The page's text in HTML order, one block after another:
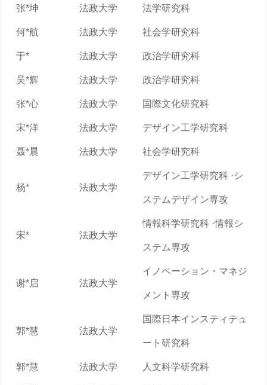
张*坤 法政大学 法学研究科
何*航 法政大学 社会学研究科
于* 法政大学 政治学研究科
吴*辉 法政大学 政治学研究科
张*心 法政大学 国際文化研究科
宋*洋 法政大学 デザイン工学研究科
聂*晨 法政大学 社会学研究科
杨* 法政大学
デザイン工学研究科 ·シ
ステムデザイン専攻
宋* 法政大学
情報科学研究科 ·情報シ
ステム専攻
谢*启 法政大学
イノベーション・マネジ
メント専攻
郭*慧 法政大学
国際日本インスティテュ
ート研究科
郭*慧 法政大学 人文科学研究科